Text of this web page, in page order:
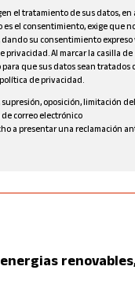
el tratamiento de sus datos,
el consentimiento, exige que
dando su consentimiento expreso
Al marcar la casilla de
que sus datos sean tratados
de privacidad.
oposición, limitación del
correo electrónico
a presentar una reclamación